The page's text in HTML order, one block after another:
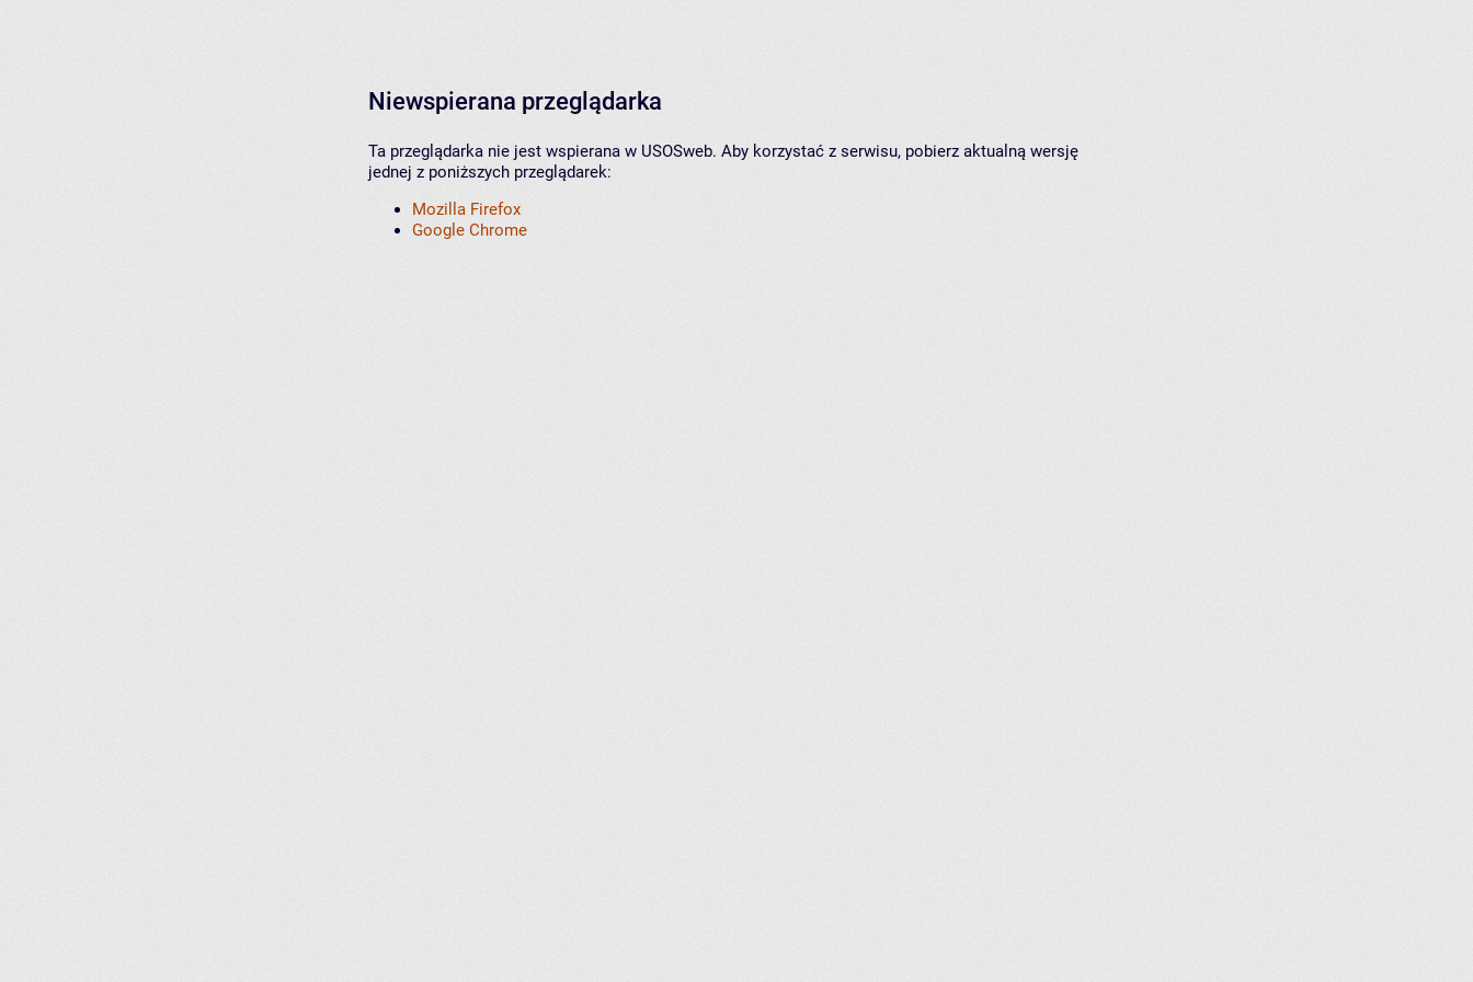
Niewspierana przeglądarka
Ta przeglądarka nie jest wspierana w USOSweb. Aby korzystać z serwisu, pobierz aktualną wersję
jednej z poniższych przeglądarek:
Mozilla Firefox
Google Chrome